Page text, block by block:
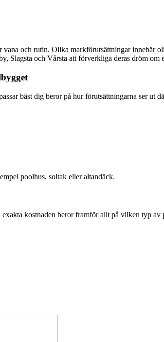
och rutin. Olika markförutsättningar innebär
Slagsta och Vårsta att förverkliga deras dröm om
bäst dig beror på hur förutsättningarna ser ut
poolhus, soltak eller altandäck.
kostnaden beror framför allt på vilken typ